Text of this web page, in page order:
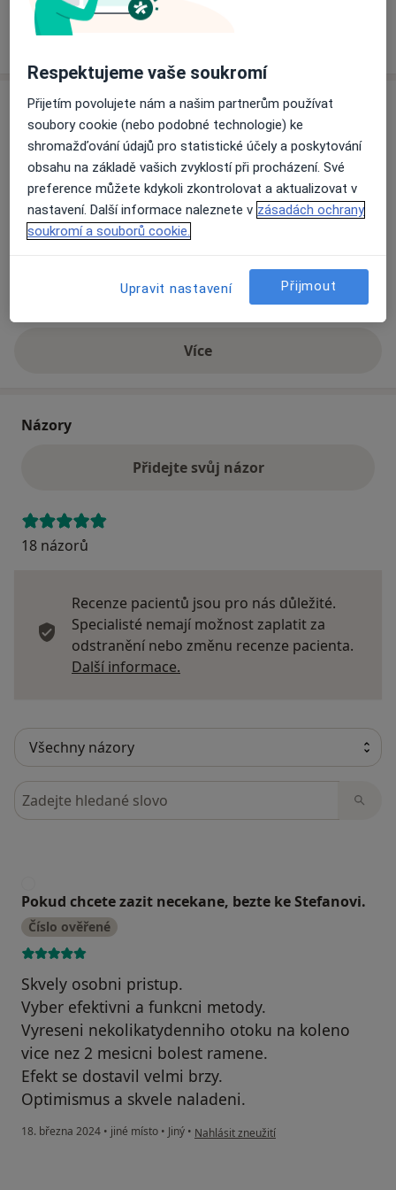
Jak fungují ceny?
Adresa
Jankovcova 1569/2C, Praha 7,Praha170 00
Přiblížit mapuse otevře v nové záložce
Co mám v takové situaci udělat?
Víceo adrese
Názory
Přidejte svůj názor
18 názorů
Recenze pacientů jsou pro nás důležité.
Specialisté nemají možnost zaplatit za
odstranění nebo změnu recenze pacienta.
Další informace.
Hledejte v názorech
Pokud chcete zazit necekane, bezte ke Stefanovi.
Číslo ověřené
Skvely osobni pristup.
Vyber efektivni a funkcni metody.
Vyreseni nekolikatydenniho otoku na koleno
vice nez 2 mesicni bolest ramene.
Efekt se dostavil velmi brzy.
Optimismus a skvele naladeni.
18. března 2024 • jiné místo • Jiný • podle názoru uživatele Pokud chcete
Nahlásit zneužití
Respektujeme vaše soukromí
Přijetím povolujete nám a našim partnerům používat
soubory cookie (nebo podobné technologie) ke
shromažďování údajů pro statistické účely a poskytování
obsahu na základě vašich zvyklostí při procházení. Své
preference můžete kdykoli zkontrolovat a aktualizovat v
nastavení. Další informace naleznete v zásadách ochrany
soukromí a souborů cookie.
Upravit nastavení Přijmout